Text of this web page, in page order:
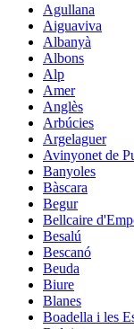
Agullana
Aiguaviva
Albanyà
Albons
Alp
Amer
Anglès
Arbúcies
Argelaguer
Avinyonet de
Banyoles
Bàscara
Begur
Bellcaire
Besalú
Bescanó
Beuda
Biure
Blanes
Boadella i les